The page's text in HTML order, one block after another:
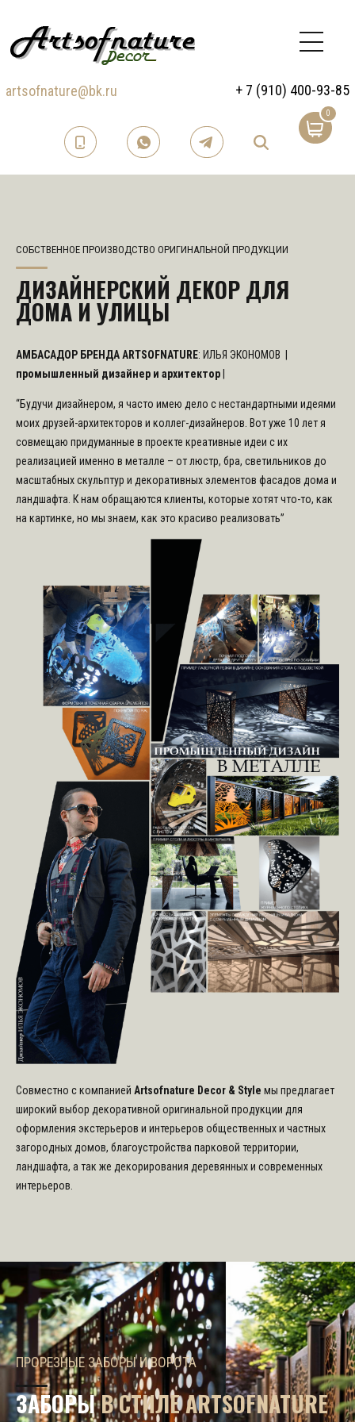
artsofnature@bk.ru + 7 (910) 400-93-85
0
СОБСТВЕННОЕ ПРОИЗВОДСТВО ОРИГИНАЛЬНОЙ ПРОДУКЦИИ
ДИЗАЙНЕРСКИЙ ДЕКОР ДЛЯ
ДОМА И УЛИЦЫ
АМБАСАДОР БРЕНДА ARTSOFNATURE: ИЛЬЯ ЭКОНОМОВ |
промышленный дизайнер и архитектор
“Будучи дизайнером, я часто имею дело с нестандартными идеями
моих друзей-архитекторов и коллег-дизайнеров. Вот уже 10 лет я
совмещаю придуманные в проекте креативные идеи с их
реализацией именно в металле – от люстр, бра, светильников до
масштабных скульптур и декоративных элементов фасадов дома и
ландшафта. К нам обращаются клиенты, которые хотят что-то, как
на картинке, но мы знаем, как это красиво реализовать”
Совместно с компанией Artsofnature Decor & Style мы предлагает
широкий выбор декоративной оригинальной продукции для
оформления экстерьеров и интерьеров общественных и частных
загородных домов, благоустройства парковой территории,
ландшафта, а так же декорирования деревянных и современных
интерьеров.
БАЛКОН В ИНТЕРЬЕРЕ КЛАССИЧЕСКОГО ДОМА
ОГРАЖДЕНИЯБАЛКОНОВ И
ОРИГИНАЛЬНЫЕ ПРЕДМЕТЫ ДЕКОРА
АКСЕССУАРЫ
ПРОРЕЗНЫЕ ЗАБОРЫ И ВОРОТА
ЗАБОРЫВ СТИЛЕ ARTSOFNATURE
ИЗ РОТАНГА ИЛИ ДЕРЕВА
УЛИЧНАЯ МЕБЕЛЬ